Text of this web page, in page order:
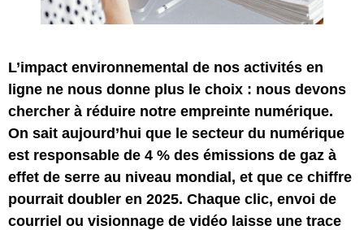
L’impact environnemental de nos activités en
ligne ne nous donne plus le choix : nous devons
chercher à réduire notre empreinte numérique.
On sait aujourd’hui que le secteur du numérique
est responsable de 4 % des émissions de gaz à
effet de serre au niveau mondial, et que ce chiffre
pourrait doubler en 2025. Chaque clic, envoi de
courriel ou visionnage de vidéo laisse une trace